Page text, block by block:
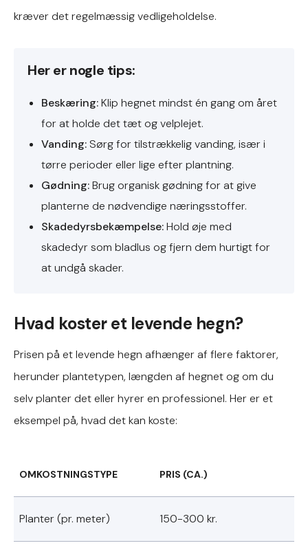
kræver det regelmæssig vedligeholdelse.
Her er nogle tips:
Beskæring:Klip hegnet mindst én gang om året
for at holde det tæt og velplejet.
Vanding:Sørg for tilstrækkelig vanding, især i
tørre perioder eller lige efter plantning.
Gødning:Brug organisk gødning for at give
planterne de nødvendige næringsstoffer.
Skadedyrsbekæmpelse:Hold øje med
skadedyr som bladlus og fjern dem hurtigt for
at undgå skader.
Hvad koster et levende hegn?
Prisen på et levende hegn afhænger af flere faktorer,
herunder plantetypen, længden af hegnet og om du
selv planter det eller hyrer en professionel. Her er et
eksempel på, hvad det kan koste:
OMKOSTNINGSTYPE PRIS (CA.)
Planter (pr. meter) 150-300 kr.